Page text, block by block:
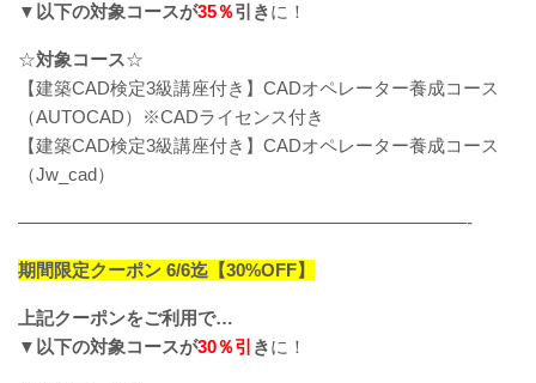
▼以下の対象コースが35％引きに！
☆対象コース☆
【建築CAD検定3級講座付き】CADオペレーター養成コース
（AUTOCAD）※CADライセンス付き
【建築CAD検定3級講座付き】CADオペレーター養成コース
（Jw_cad）
—————————————————————————-
期間限定クーポン 6/6迄【30%OFF】
上記クーポンをご利用で…
▼以下の対象コースが30％引 きに！